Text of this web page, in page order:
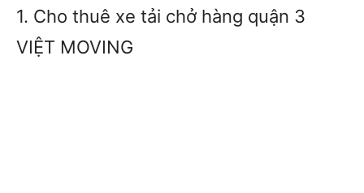
1. Cho thuê xe tải chở hàng quận 3
VIỆT MOVING